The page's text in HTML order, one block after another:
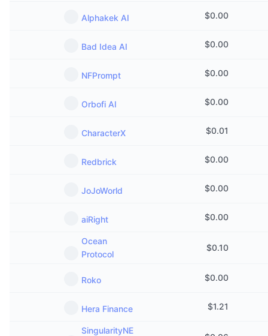
Alphakek AI $0.00
Bad Idea AI $0.00
NFPrompt $0.00
Orbofi AI $0.00
CharacterX $0.01
Redbrick $0.00
JoJoWorld $0.00
aiRight $0.00
Ocean
Protocol
$0.10
Roko $0.00
Hera Finance $1.21
SingularityNE